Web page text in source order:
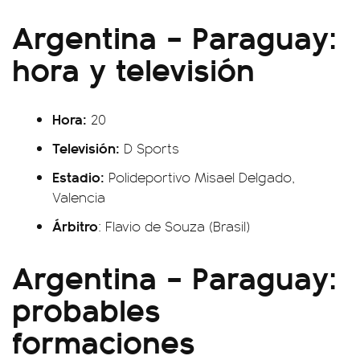
Argentina – Paraguay:
hora y televisión
Hora: 20
Televisión: D Sports
Estadio: Polideportivo Misael Delgado,
Valencia
Árbitro: Flavio de Souza (Brasil)
Argentina – Paraguay:
probables
formaciones